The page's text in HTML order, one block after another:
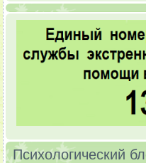
Психологический